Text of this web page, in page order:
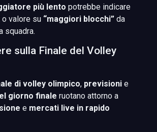
più lento potrebbe indicare
o valore su “maggiori blocchi” da
squadra.
sulla Finale del Volley
di volley olimpico, previsioni e
giorno finale ruotano attorno a
e mercati live in rapido